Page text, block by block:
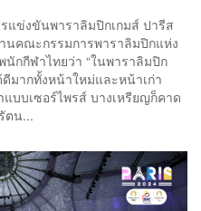
แข่งขันพาราลิมปิกเกมส์ ปารีส
คณะกรรมการพาราลิมปิกแห่ง
นักกีฬาไทยว่า “ในพาราลิมปิก
มากทั้งหน้าใหม่และหน้าเก่า
บบเซอร์ไพรส์ บางเหรียญก็คาด
ตน...